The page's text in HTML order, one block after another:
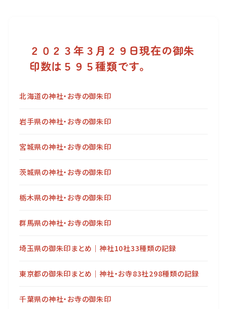
２０２３年３月２９日現在の御朱
印数は５９５種類です。
北海道の神社・お寺の御朱印
岩手県の神社・お寺の御朱印
宮城県の神社・お寺の御朱印
茨城県の神社・お寺の御朱印
栃木県の神社・お寺の御朱印
群馬県の神社・お寺の御朱印
埼玉県の御朱印まとめ｜神社10社33種類の記録
東京都の御朱印まとめ｜神社・お寺83社298種類の記録
千葉県の神社・お寺の御朱印